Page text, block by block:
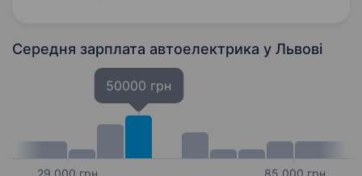
Середня зарплата автоелектрика у Львові
29 000 грн
50000 грн
85 000 грн